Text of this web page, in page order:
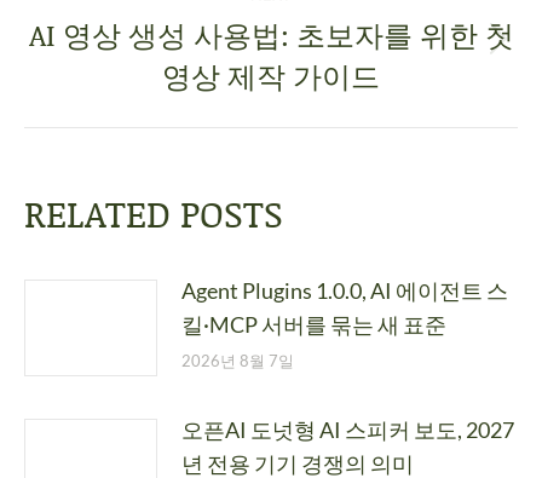
AI 영상 생성 사용법: 초보자를 위한 첫
영상 제작 가이드
RELATED POSTS
Agent Plugins 1.0.0, AI 에이전트 스
킬·MCP 서버를 묶는 새 표준
2026년 8월 7일
오픈AI 도넛형 AI 스피커 보도, 2027
년 전용 기기 경쟁의 의미